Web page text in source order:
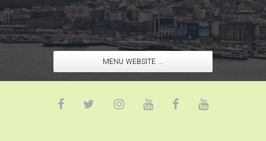
MENU WEBSITE ...